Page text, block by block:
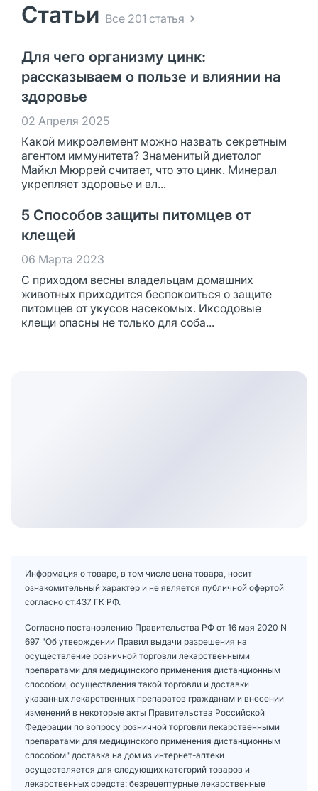
Статьи Все 201 статья
Для чего организму цинк:
рассказываем о пользе и влиянии на
здоровье
02 Апреля 2025
Какой микроэлемент можно назвать секретным
агентом иммунитета? Знаменитый диетолог
Майкл Мюррей считает, что это цинк. Минерал
укрепляет здоровье и вл...
5 Способов защиты питомцев от
клещей
06 Марта 2023
С приходом весны владельцам домашних
животных приходится беспокоиться о защите
питомцев от укусов насекомых. Иксодовые
клещи опасны не только для соба...
Информация о товаре, в том числе цена товара, носит
ознакомительный характер и не является публичной офертой
согласно ст.437 ГК РФ.
Согласно постановлению Правительства РФ от 16 мая 2020 N
697 "Об утверждении Правил выдачи разрешения на
осуществление розничной торговли лекарственными
препаратами для медицинского применения дистанционным
способом, осуществления такой торговли и доставки
указанных лекарственных препаратов гражданам и внесении
изменений в некоторые акты Правительства Российской
Федерации по вопросу розничной торговли лекарственными
препаратами для медицинского применения дистанционным
способом" доставка на дом из интернет-аптеки
осуществляется для следующих категорий товаров и
лекарственных средств: безрецептурные лекарственные